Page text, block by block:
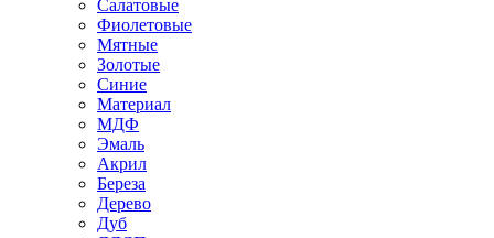
Салатовые
Фиолетовые
Мятные
Золотые
Синие
Материал
МДФ
Эмаль
Акрил
Береза
Дерево
Дуб